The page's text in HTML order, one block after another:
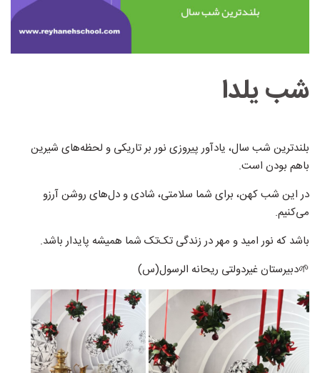
شب یلدا
بلندترین شب سال، یادآور پیروزی نور بر تاریکی و لحظه‌های شیرین
باهم بودن است.
در این شب کهن، برای شما سلامتی، شادی و دل‌های روشن آرزو
می‌کنیم.
باشد که نور امید و مهر در زندگی تک‌تک شما همیشه پایدار باشد.
🌱دبیرستان غیردولتی ریحانه الرسول(س)